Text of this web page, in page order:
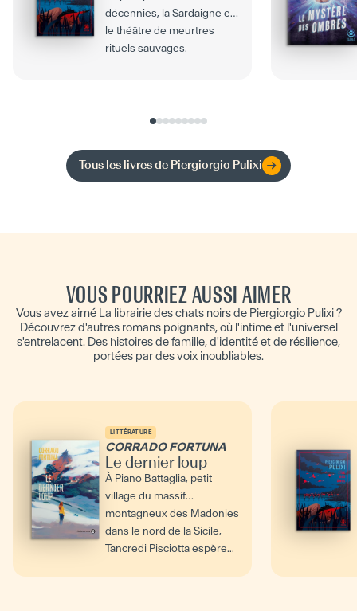
décennies, la Sardaigne est
le théâtre de meurtres
rituels sauvages.
Tous les livres de Piergiorgio Pulixi
VOUS POURRIEZ AUSSI AIMER
Vous avez aimé La librairie des chats noirs de Piergiorgio Pulixi ?
Découvrez d'autres romans poignants, où l'intime et l'universel
s'entrelacent. Des histoires de famille, d'identité et de résilience,
portées par des voix inoubliables.
LITTÉRATURE
CORRADO FORTUNA
Le dernier loup
À Piano Battaglia, petit
village du massif
montagneux des Madonies
dans le nord de la Sicile,
Tancredi Pisciotta espère...